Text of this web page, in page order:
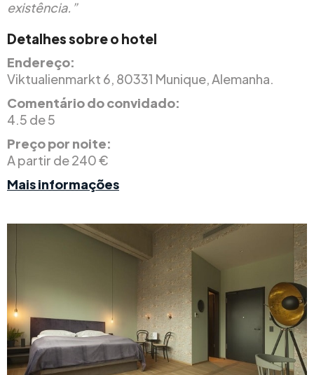
existência.”
Detalhes sobre o hotel
Endereço:
Viktualienmarkt 6, 80331 Munique, Alemanha.
Comentário do convidado:
4.5 de 5
Preço por noite:
A partir de 240 €
Mais informações